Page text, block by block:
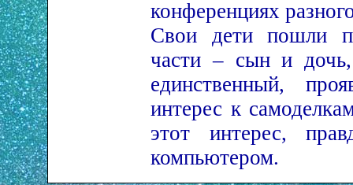
конференциях
Свои дети пошли
части – сын и
единственный,
интерес к
этот интерес,
компьютером.